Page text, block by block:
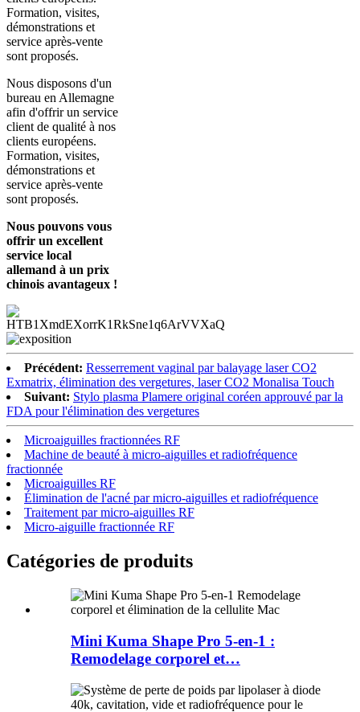
Formation, visites,
démonstrations et
service après-vente
sont proposés.
Nous disposons d'un
bureau en Allemagne
afin d'offrir un service
client de qualité à nos
clients européens.
Formation, visites,
démonstrations et
service après-vente
sont proposés.
Nous pouvons vous
offrir un excellent
service local
allemand à un prix
chinois avantageux !
Précédent: Resserrement vaginal par balayage laser CO2
Exmatrix, élimination des vergetures, laser CO2 Monalisa Touch
Suivant: Stylo plasma Plamere original coréen approuvé par la
FDA pour l'élimination des vergetures
Microaiguilles fractionnées RF
Machine de beauté à micro-aiguilles et radiofréquence
fractionnée
Microaiguilles RF
Élimination de l'acné par micro-aiguilles et radiofréquence
Traitement par micro-aiguilles RF
Micro-aiguille fractionnée RF
Catégories de produits
Mini Kuma Shape Pro 5-en-1 :
Remodelage corporel et…